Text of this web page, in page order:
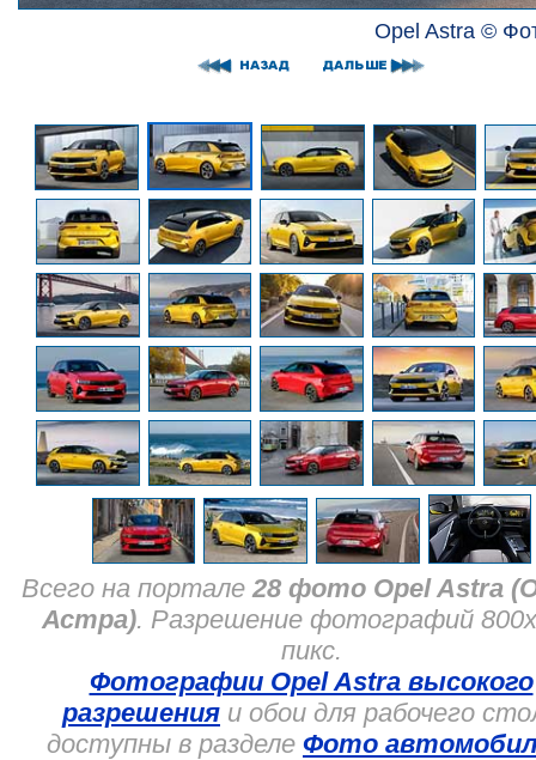
Opel Astra ©
Всего на портале 28 фото Opel Astra
Астра). Разрешение фотографий
пикс.
Фотографии Opel Astra высокого
разрешения и обои для рабочего
доступны в разделе Фото